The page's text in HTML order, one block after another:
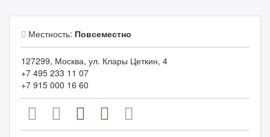
Местность: Повсеместно
127299, Москва, ул. Клары Цеткин, 4
+7 495 233 11 07
+7 915 000 16 60